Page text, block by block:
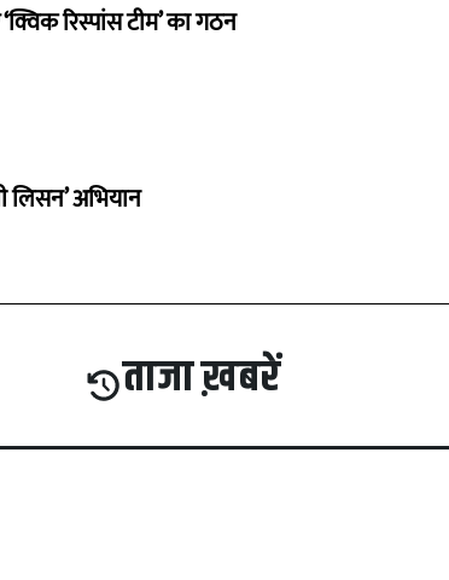
रिस्पांस टीम’ का गठन
लिसन’ अभियान
ताजा ख़बरें